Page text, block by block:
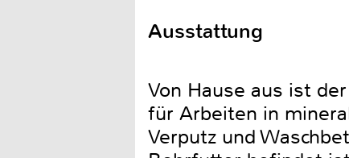
Ausstattung
Von Hause aus ist
für Arbeiten in
Verputz und